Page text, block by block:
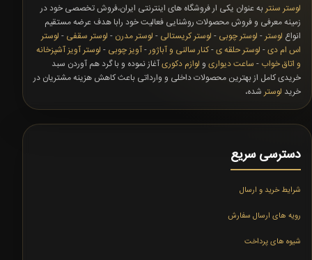
لوستر سنتر به عنوان یکی ار فروشگاه های اینترنتی ایران،فروش تخصصی خود در
زمینه معرفی و فروش محصولات روشنایی فعالیت خود رابا هدف عرضه مستقیم
انواع لوستر - لوستر چوبی - لوستر کریستالی - لوستر مدرن - لوستر سقفی - لوستر
اس ام دی- لوستر حلقه ی-کنار سالنی و آباژور-آویز چوبی - لوستر آویز آشپزخانه
و اتاق خواب - ساعت دیواری و لوازم دکوریآغاز نموده و با گرد هم آوردن سبد
خریدی کامل از بهترین محصولات داخلی و وارداتی باعث کاهش هزینه مشتریان در
خرید لوستر شده،
دسترسی سریع
شرایط خرید و ارسال
رویه های ارسال سفارش
شیوه های پرداخت